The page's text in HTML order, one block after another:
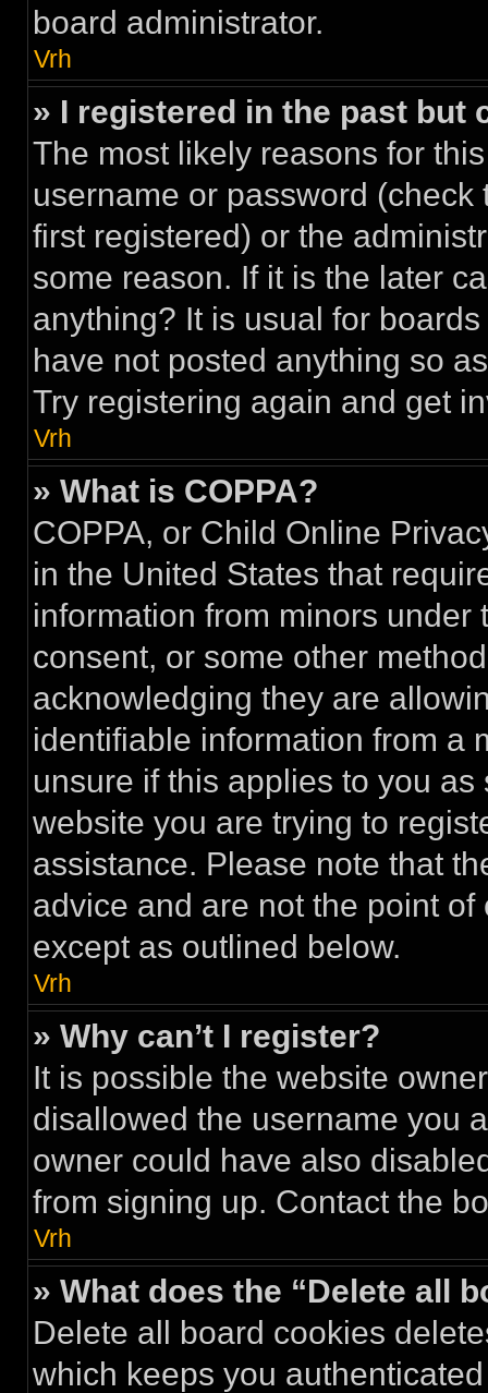
board administrator.
Vrh
» I registered in the past but
The most likely reasons for
username or password
first registered) or the
some reason. If it is the later
anything? It is usual for
have not posted anything so
Try registering again and get
Vrh
» What is COPPA?
COPPA, or Child Online
in the United States that
information from minors
consent, or some other
acknowledging they are
identifiable information from a
unsure if this applies to you
website you are trying to
assistance. Please note that
advice and are not the point
except as outlined below.
Vrh
» Why can’t I register?
It is possible the website
disallowed the username you
owner could have also
from signing up. Contact the
Vrh
» What does the “Delete all
Delete all board cookies
which keeps you